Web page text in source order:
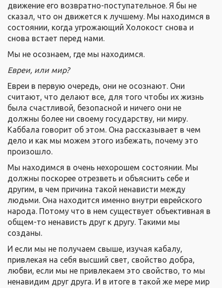
движение его возвратно-поступательное. Я бы не
сказал, что он движется к лучшему. Мы находимся в
состоянии, когда угрожающий Холокост снова и
снова встает перед нами.
Мы не осознаем, где мы находимся.
Евреи, или мир?
Евреи в первую очередь, они не осознают. Они
считают, что делают все, для того чтобы их жизнь
была счастливой, безопасной и ничего они не
должны более ни своему государству, ни миру.
Каббала говорит об этом. Она рассказывает в чем
дело и как мы можем этого избежать, почему это
произошло.
Мы находимся в очень нехорошем состоянии. Мы
должны поскорее отрезветь и объяснить себе и
другим, в чем причина такой ненависти между
людьми. Она находится именно внутри еврейского
народа. Потому что в нем существует объективная в
общем-то ненависть друг к другу. Такими мы
созданы.
И если мы не получаем свыше, изучая кабалу,
привлекая на себя высший свет, свойство добра,
любви, если мы не привлекаем это свойство, то мы
ненавидим друг друга. И в итоге в такой же мере мир